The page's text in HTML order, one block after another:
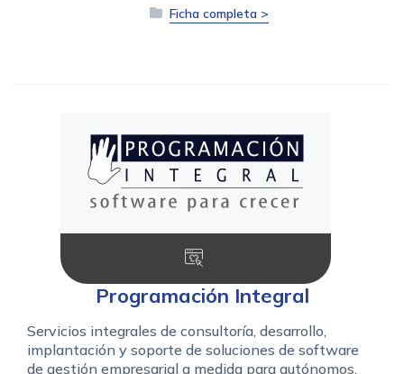
Ficha completa >
Programación Integral
Servicios integrales de consultoría, desarrollo,
implantación y soporte de soluciones de software
de gestión empresarial a medida para autónomos,